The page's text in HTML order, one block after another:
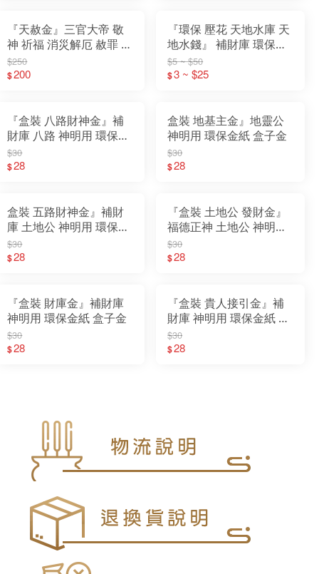
『天赦金』三官大帝 敬
神 祈福 消災解厄 赦罪 補
運 迴向 普渡 拜門口 玉帝
天公
$250
$200
『環保 壓花 天地水庫 天
地水錢』 補財庫 環保金
紙 天庫 地庫 水庫 天錢
地錢 水錢
$5 ~ $50
$3 ~ $25
『盒裝 八路財神金』補
財庫 八路 神明用 環保金
紙 盒子金
$30
$28
盒裝 地基主金』地靈公
神明用 環保金紙 盒子金
$30
$28
盒裝 五路財神金』補財
庫 土地公 神明用 環保金
紙 盒子金
$30
$28
『盒裝 土地公 發財金』
福德正神 土地公 神明用
環保金紙 盒子金
$30
$28
『盒裝 財庫金』補財庫
神明用 環保金紙 盒子金
$30
$28
『盒裝 貴人接引金』補
財庫 神明用 環保金紙 盒
子金
$30
$28